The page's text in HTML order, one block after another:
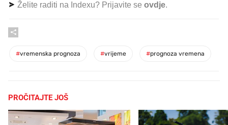
Želite raditi na Indexu? Prijavite se ovdje.
#vremenska prognoza #vrijeme #prognoza vremena
PROČITAJTE JOŠ